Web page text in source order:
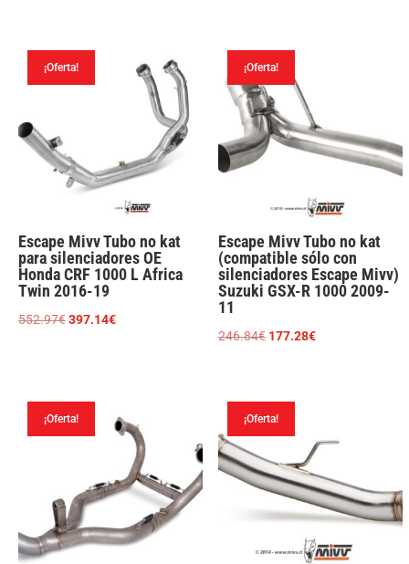
390.83€.
¡Oferta!
Escape Mivv Tubo no kat
para silenciadores OE
Honda CRF 1000 L Africa
Twin 2016-19
552.97€El
552.97€.
397.14€El
397.14€.
¡Oferta!
Escape Mivv Tubo no kat
(compatible sólo con
silenciadores Escape Mivv)
Suzuki GSX-R 1000 2009-
11
246.84€ El
era:
177.28€El
¡Oferta! ¡Oferta!